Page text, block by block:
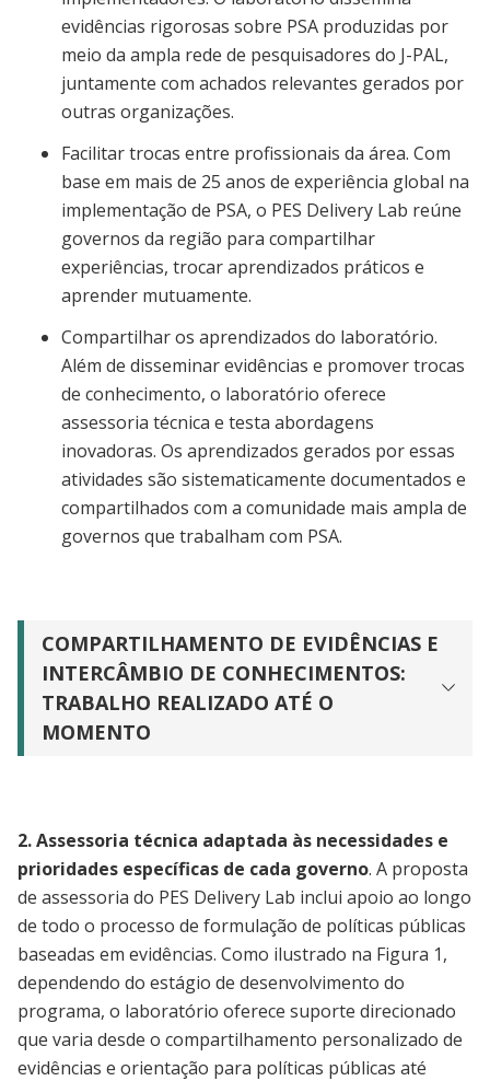
evidências rigorosas sobre PSA produzidas por
meio da ampla rede de pesquisadores do J-PAL,
juntamente com achados relevantes gerados por
outras organizações.
Facilitar trocas entre profissionais da área. Com
base em mais de 25 anos de experiência global na
implementação de PSA, o PES Delivery Lab reúne
governos da região para compartilhar
experiências, trocar aprendizados práticos e
aprender mutuamente.
Compartilhar os aprendizados do laboratório.
Além de disseminar evidências e promover trocas
de conhecimento, o laboratório oferece
assessoria técnica e testa abordagens
inovadoras. Os aprendizados gerados por essas
atividades são sistematicamente documentados e
compartilhados com a comunidade mais ampla de
governos que trabalham com PSA.
COMPARTILHAMENTO DE EVIDÊNCIAS E
INTERCÂMBIO DE CONHECIMENTOS:
TRABALHO REALIZADO ATÉ O
MOMENTO
2.Assessoria técnica adaptada às necessidades e
prioridades específicas de cada governo. A proposta
de assessoria do PES Delivery Lab inclui apoio ao longo
de todo o processo de formulação de políticas públicas
baseadas em evidências. Como ilustrado na Figura 1,
dependendo do estágio de desenvolvimento do
programa, o laboratório oferece suporte direcionado
que varia desde o compartilhamento personalizado de
evidências e orientação para políticas públicas até